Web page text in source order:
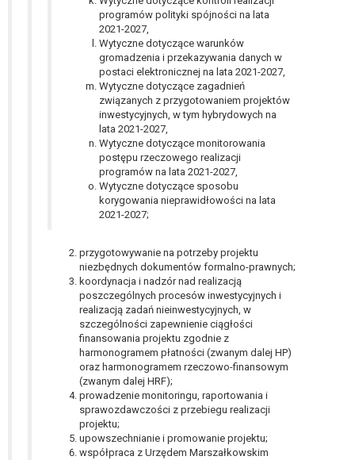
programów polityki spójności na lata
2021-2027,
Wytyczne dotyczące warunków
gromadzenia i przekazywania danych w
postaci elektronicznej na lata 2021-2027,
Wytyczne dotyczące zagadnień
związanych z przygotowaniem projektów
inwestycyjnych, w tym hybrydowych na
lata 2021-2027,
Wytyczne dotyczące monitorowania
postępu rzeczowego realizacji
programów na lata 2021-2027,
Wytyczne dotyczące sposobu
korygowania nieprawidłowości na lata
2021-2027;
przygotowywanie na potrzeby projektu
niezbędnych dokumentów formalno-prawnych;
koordynacja i nadzór nad realizacją
poszczególnych procesów inwestycyjnych i
realizacją zadań nieinwestycyjnych, w
szczególności zapewnienie ciągłości
finansowania projektu zgodnie z
harmonogramem płatności (zwanym dalej HP)
oraz harmonogramem rzeczowo-finansowym
(zwanym dalej HRF);
prowadzenie monitoringu, raportowania i
sprawozdawczości z przebiegu realizacji
projektu;
upowszechnianie i promowanie projektu;
współpraca z Urzędem Marszałkowskim